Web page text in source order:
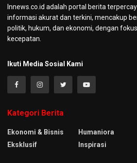
Innews.co.id adalah portal berita
informasi akurat dan terkini, mencakup
politik, hukum, dan ekonomi, dengan
kecepatan.
Ikuti Media Sosial Kami
Kategori Berita
Ekonomi & Bisnis
Eksklusif
Humaniora
Inspirasi